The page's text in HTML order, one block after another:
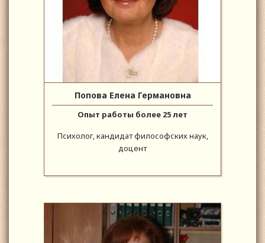
Попова Елена Германовна
Опыт работы более 25 лет
Психолог, кандидат философских наук,
доцент